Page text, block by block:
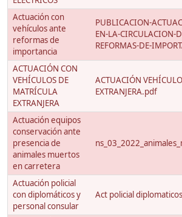
Actuación con
vehículos ante
reformas de
importancia
PUBLICACION-
EN-LA-CIRCULACION-
REFORMAS-DE-
ACTUACIÓN CON
VEHÍCULOS DE
MATRÍCULA
EXTRANJERA
ACTUACIÓN
EXTRANJERA.pdf
Actuación equipos
conservación ante
presencia de
animales muertos
en carretera
Actuación policial
con diplomáticos y
personal consular
Act policial